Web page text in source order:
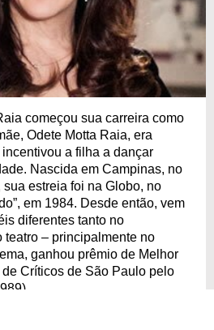
começou sua carreira como
Odete Motta Raia, era
a filha a dançar
Nascida em Campinas, no
estreia foi na Globo, no
em 1984. Desde então, vem
diferentes tanto no
– principalmente no
ganhou prêmio de Melhor
Críticos de São Paulo pelo